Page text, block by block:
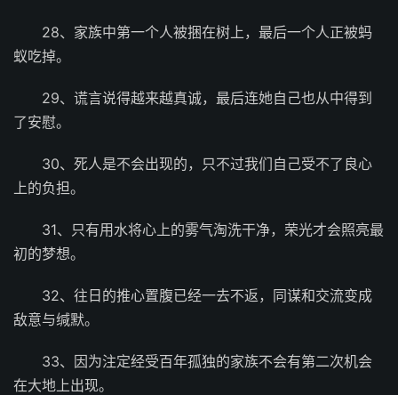
28、家族中第一个人被捆在树上，最后一个人正被蚂
蚁吃掉。
29、谎言说得越来越真诚，最后连她自己也从中得到
了安慰。
30、死人是不会出现的，只不过我们自己受不了良心
上的负担。
31、只有用水将心上的雾气淘洗干净，荣光才会照亮最
初的梦想。
32、往日的推心置腹已经一去不返，同谋和交流变成
敌意与缄默。
33、因为注定经受百年孤独的家族不会有第二次机会
在大地上出现。